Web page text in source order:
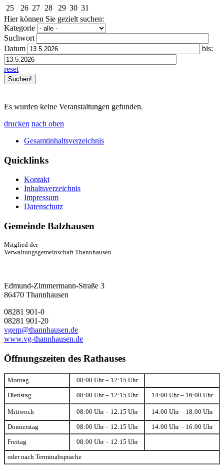
25
26 27 28 29 30 31
Hier können Sie gezielt suchen:
Kategorie
Suchwort
Datum
bis:
reset
Es wurden keine Veranstaltungen gefunden.
drucken nach oben
Gesamtinhaltsverzeichnis
Quicklinks
Kontakt
Inhaltsverzeichnis
Impressum
Datenschutz
Gemeinde Balzhausen
Mitglied der
Verwaltungsgemeinschaft Thannhausen
Edmund-Zimmermann-Straße 3
86470 Thannhausen
08281 901-0
08281 901-20
vgem@thannhausen.de
www.vg-thannhausen.de
Öffnungszeiten des Rathauses
Montag 08:00 Uhr – 12:15 Uhr
Dienstag 08:00 Uhr – 12:15 Uhr 14:00 Uhr – 16:00 Uhr
Mittwoch 08:00 Uhr – 12:15 Uhr 14:00 Uhr – 18:00 Uhr
Donnerstag 08:00 Uhr – 12:15 Uhr 14:00 Uhr – 16:00 Uhr
Freitag 08:00 Uhr – 12:15 Uhr
oder nach Terminabsprache